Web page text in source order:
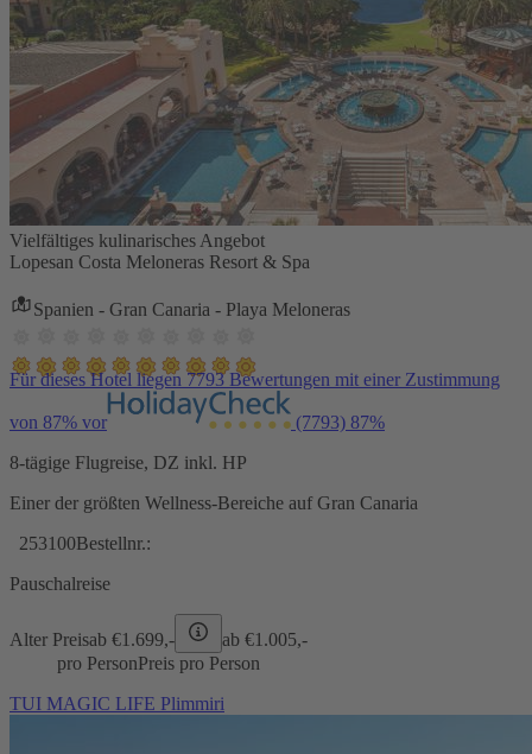
Vielfältiges kulinarisches Angebot
Lopesan Costa Meloneras Resort & Spa
Spanien - Gran Canaria - Playa Meloneras
Für dieses Hotel liegen 7793 Bewertungen mit einer Zustimmung
von 87% vor (7793) 87%
8-tägige Flugreise, DZ inkl. HP
Einer der größten Wellness-Bereiche auf Gran Canaria
253100Bestellnr.:
Pauschalreise
Alter Preisab €1.699,- ab €1.005,-
pro PersonPreis pro Person
TUI MAGIC LIFE Plimmiri